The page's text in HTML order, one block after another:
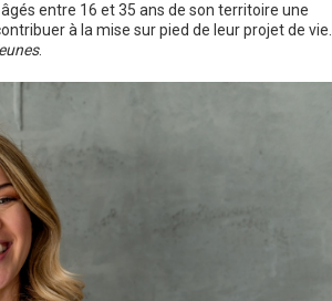
entre 16 et 35 ans de son territoire une
à la mise sur pied de leur projet de vie.
.